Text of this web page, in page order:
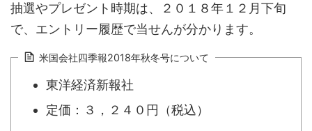
抽選やプレゼント時期は、２０１８年１２月下旬
で、エントリー履歴で当せんが分かります。
米国会社四季報2018年秋冬号について
東洋経済新報社
定価：３，２４０円（税込）